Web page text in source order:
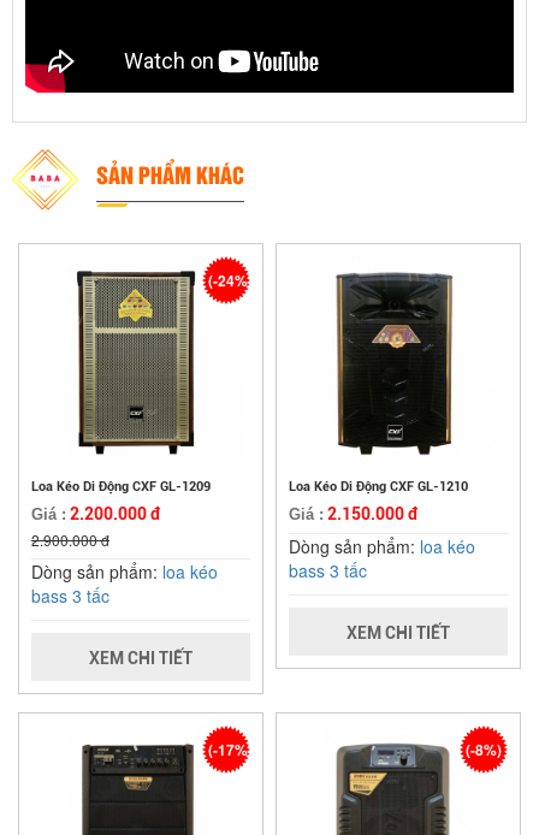
SẢN PHẨM KHÁC
Loa Kéo Di Động CXF GL-1209
Giá : 2.200.000 đ
2.900.000 đ
(-24%)
Dòng sản phẩm: loa kéo
bass 3 tấc
XEM CHI TIẾT
Loa Kéo Di Động CXF GL-1210
Giá : 2.150.000 đ
Dòng sản phẩm: loa kéo
bass 3 tấc
XEM CHI TIẾT
(-17%) (-8%)